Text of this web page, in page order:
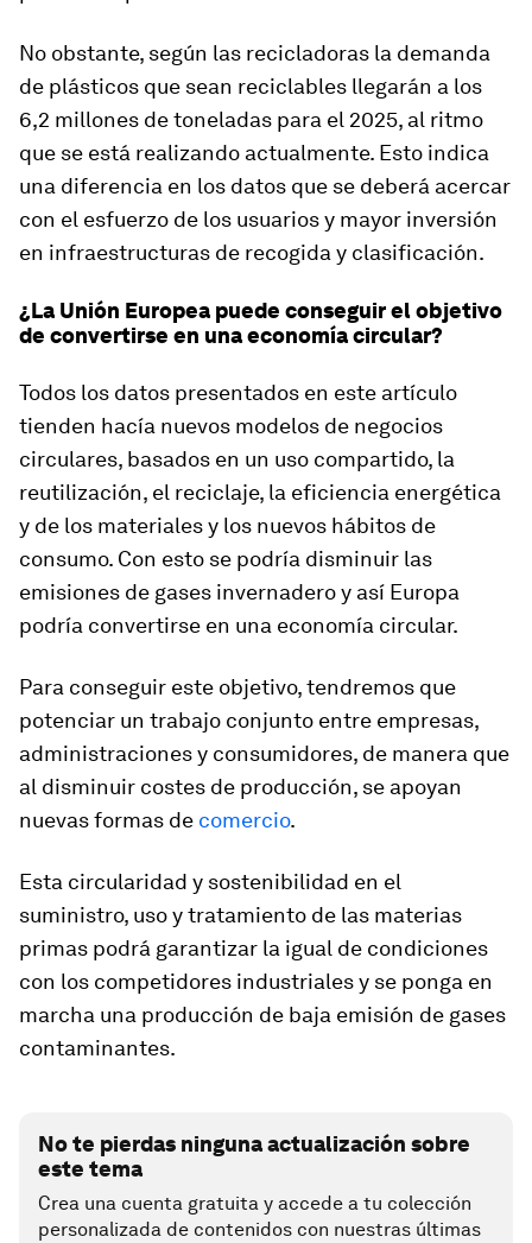
No obstante, según las recicladoras la demanda
de plásticos que sean reciclables llegarán a los
6,2 millones de toneladas para el 2025, al ritmo
que se está realizando actualmente. Esto indica
una diferencia en los datos que se deberá acercar
con el esfuerzo de los usuarios y mayor inversión
en infraestructuras de recogida y clasificación.
¿La Unión Europea puede conseguir el objetivo
de convertirse en una economía circular?
Todos los datos presentados en este artículo
tienden hacía nuevos modelos de negocios
circulares, basados en un uso compartido, la
reutilización, el reciclaje, la eficiencia energética
y de los materiales y los nuevos hábitos de
consumo. Con esto se podría disminuir las
emisiones de gases invernadero y así Europa
podría convertirse en una economía circular.
Para conseguir este objetivo, tendremos que
potenciar un trabajo conjunto entre empresas,
administraciones y consumidores, de manera que
al disminuir costes de producción, se apoyan
nuevas formas de comercio.
Esta circularidad y sostenibilidad en el
suministro, uso y tratamiento de las materias
primas podrá garantizar la igual de condiciones
con los competidores industriales y se ponga en
marcha una producción de baja emisión de gases
contaminantes.
No te pierdas ninguna actualización sobre
este tema
Crea una cuenta gratuita y accede a tu colección
personalizada de contenidos con nuestras últimas